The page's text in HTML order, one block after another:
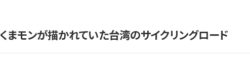
くまモンが描かれていた台湾のサイクリングロード